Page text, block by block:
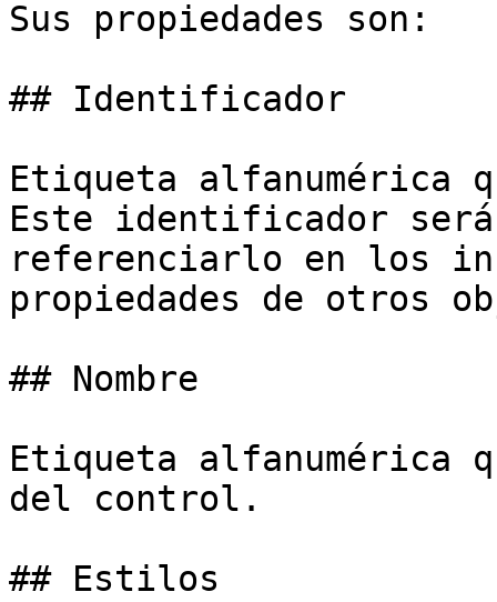
Sus propiedades son:
## Identificador
Etiqueta
Este identificador
referenciarlo en los
propiedades de otros
## Nombre
Etiqueta alfanumérica
del control.
## Estilos